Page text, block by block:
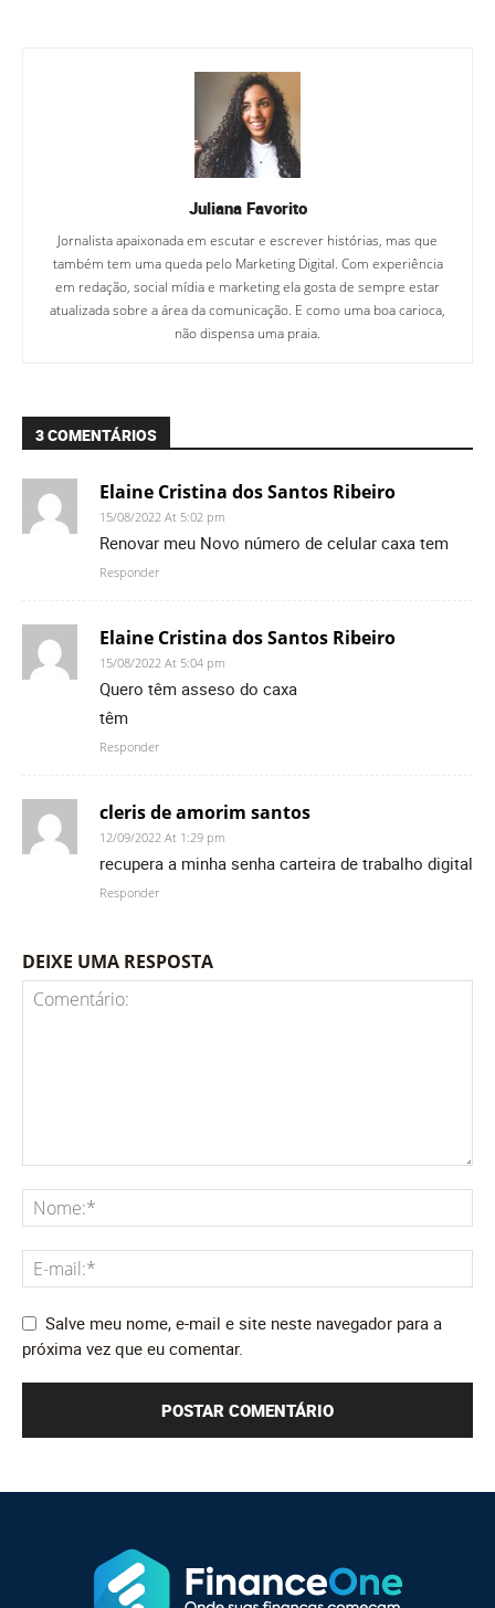
Juliana Favorito
Jornalista apaixonada em escutar e escrever histórias, mas que
também tem uma queda pelo Marketing Digital. Com experiência
em redação, social mídia e marketing ela gosta de sempre estar
atualizada sobre a área da comunicação. E como uma boa carioca,
não dispensa uma praia.
3 COMENTÁRIOS
Elaine Cristina dos Santos Ribeiro
15/08/2022 At 5:02 pm
Renovar meu Novo número de celular caxa tem
Responder
Elaine Cristina dos Santos Ribeiro
15/08/2022 At 5:04 pm
Quero têm asseso do caxa
têm
Responder
cleris de amorim santos
12/09/2022 At 1:29 pm
recupera a minha senha carteira de trabalho digital
Responder
DEIXE UMA RESPOSTA
Salve meu nome, e-mail e site neste navegador para a
próxima vez que eu comentar.